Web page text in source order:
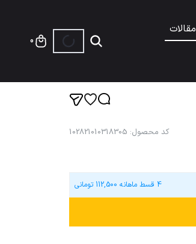
مقالات
0
کد محصول:
102821010318305
4 قسط ماهانه 112,500 تومانی